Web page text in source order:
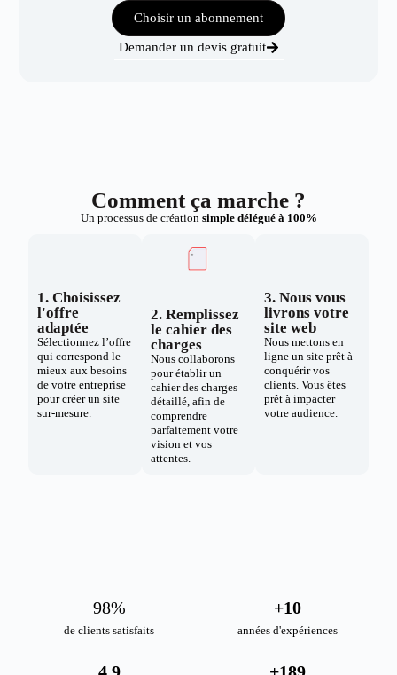
Choisir un abonnement
Demander un devis gratuit
Comment ça marche ?
Un processus de création simple délégué à 100%
1. Choisissez
l'offre
adaptée
Sélectionnez l’offre
qui correspond le
mieux aux besoins
de votre entreprise
pour créer un site
sur-mesure.
2. Remplissez
le cahier des
charges
Nous collaborons
pour établir un
cahier des charges
détaillé, afin de
comprendre
parfaitement votre
vision et vos
attentes.
3. Nous vous
livrons votre
site web
Nous mettons en
ligne un site prêt à
conquérir vos
clients. Vous êtes
prêt à impacter
votre audience.
de clients satisfaits
98%
années d'expériences
+10